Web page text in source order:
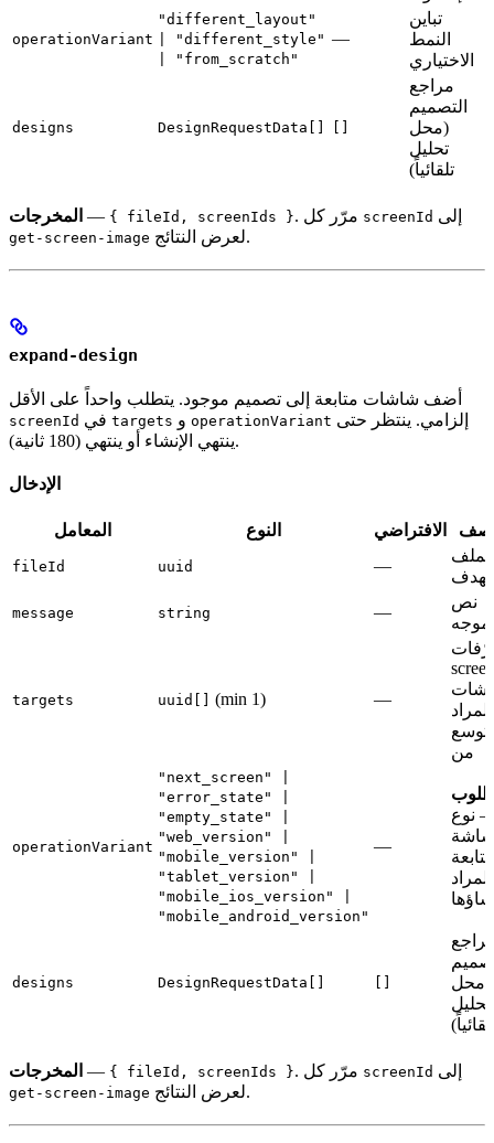
operationVariant
"different_layout"
| "different_style"
| "from_scratch"
—
تباين
النمط
الاختياري
designs DesignRequestData[]
مراجع
التصميم
(محل
تحليل
تلقائياً)
المخرجات — { fileId, screenIds } screenId إلى
get-screen-image لعرض النتائج.
expand-design
أضف شاشات متابعة إلى تصميم موجود. يتطلب واحداً على الأقل
screenId targets operationVariant
ينتهي الإنشاء أو ينتهي (180 ثانية).
الإدخال
المعامل النوع الافتراضي
fileId uuid —
الملف
message string —
نص
targets uuid[] (min 1) —
المراد
من
operationVariant
"next_screen" |
"error_state" |
"empty_state" |
"web_version" |
"mobile_version" |
"tablet_version" |
"mobile_ios_version" |
"mobile_android_version"
—
نوع
شاشة
المراد
designs DesignRequestData[]
(محل
تحليل
المخرجات — { fileId, screenIds } screenId إلى
get-screen-image لعرض النتائج.